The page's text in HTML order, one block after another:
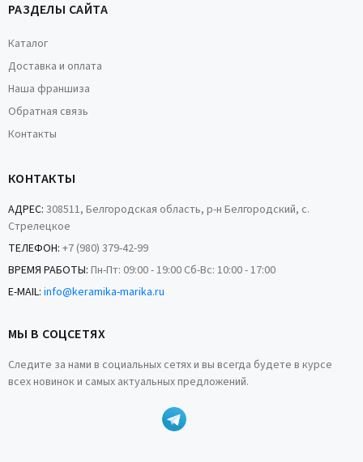
РАЗДЕЛЫ САЙТА
Каталог
Доставка и оплата
Наша франшиза
Обратная связь
Контакты
КОНТАКТЫ
АДРЕС: 308511, Белгородская область, р-н Белгородский, с.
Стрелецкое
ТЕЛЕФОН: +7 (980) 379-42-99
ВРЕМЯ РАБОТЫ: Пн-Пт: 09:00 - 19:00 Сб-Вс: 10:00 - 17:00
E-MAIL: info@keramika-marika.ru
МЫ В СОЦСЕТЯХ
Следите за нами в социальных сетях и вы всегда будете в курсе
всех новинок и самых актуальных предложений.